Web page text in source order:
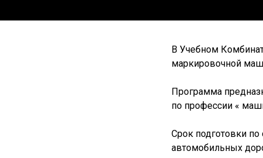
В Учебном
маркировочной
Программа
по профессии «
Срок подготовки
автомобильных